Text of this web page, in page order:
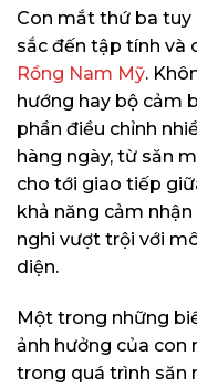
Con mắt thứ ba tuy
sắc đến tập tính và
Rồng Nam Mỹ.
hướng hay bộ cảm
phần điều chỉnh
hàng ngày, từ săn
cho tới giao tiếp
khả năng cảm
nghi vượt trội với
diện.
Một trong những
ảnh hưởng của con
trong quá trình săn